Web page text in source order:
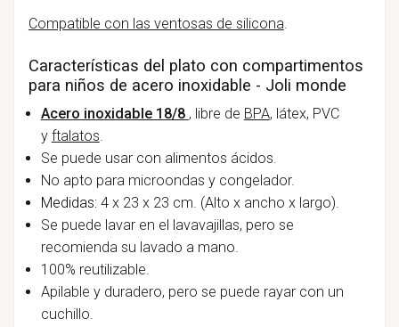
Compatible con las ventosas de silicona.
Características del plato con compartimentos
para niños de acero inoxidable - Joli monde
Acero inoxidable 18/8 , libre de BPA, látex, PVC
y ftalatos.
Se puede usar con alimentos ácidos.
No apto para microondas y congelador.
Medidas:4 x 23 x 23 cm. (Alto x ancho x largo).
Se puede lavar en el lavavajillas, pero se
recomienda su lavado a mano.
100% reutilizable.
Apilable y duradero, pero se puede rayar con un
cuchillo.